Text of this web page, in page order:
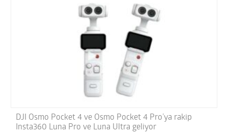
DJI Osmo Pocket 4 ve Osmo Pocket 4 Pro’ya rakip
Insta360 Luna Pro ve Luna Ultra geliyor